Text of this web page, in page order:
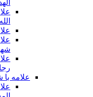
علامه